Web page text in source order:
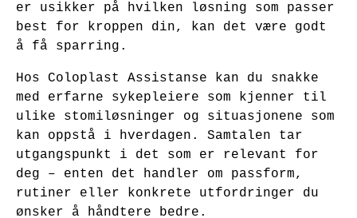
er usikker på hvilken løsning som passer
best for kroppen din, kan det være godt
å få sparring.
Hos Coloplast Assistanse kan du snakke
med erfarne sykepleiere som kjenner til
ulike stomiløsninger og situasjonene som
kan oppstå i hverdagen. Samtalen tar
utgangspunkt i det som er relevant for
deg – enten det handler om passform,
rutiner eller konkrete utfordringer du
ønsker å håndtere bedre.